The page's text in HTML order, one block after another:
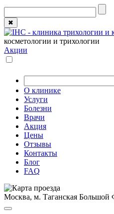
✖
косметологии и трихологии
Акции
О клинике
Услуги
Болезни
Врачи
Акция
Цены
Отзывы
Контакты
Блог
FAQ
Москва, м. Таганская Большой